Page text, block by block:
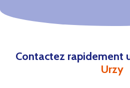
Contactez rapidement
Urzy